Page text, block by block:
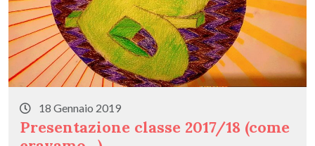
18 Gennaio 2019
Presentazione classe 2017/18 (come